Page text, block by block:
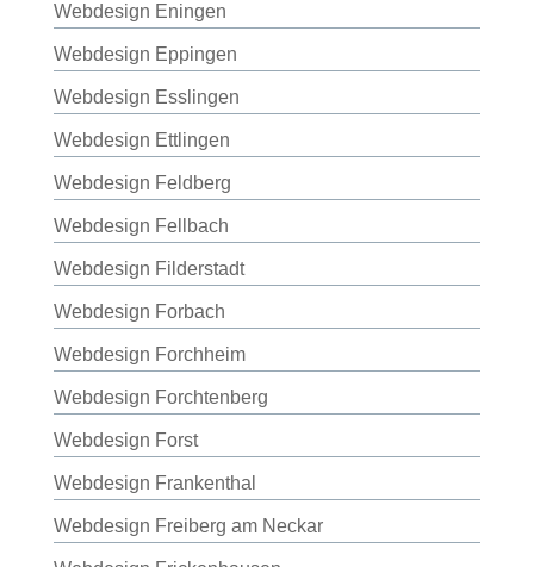
Webdesign Eningen
Webdesign Eppingen
Webdesign Esslingen
Webdesign Ettlingen
Webdesign Feldberg
Webdesign Fellbach
Webdesign Filderstadt
Webdesign Forbach
Webdesign Forchheim
Webdesign Forchtenberg
Webdesign Forst
Webdesign Frankenthal
Webdesign Freiberg am Neckar